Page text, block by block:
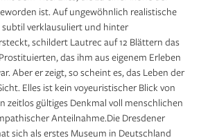
ist. Auf ungewöhnlich realistische
subtil verklausuliert und hinter
schildert Lautrec auf 12 Blättern das
das ihm aus eigenem Erleben
Aber er zeigt, so scheint es, das Leben der
Elles ist kein voyeuristischer Blick von
zeitlos gültiges Denkmal voll menschlichen
Anteilnahme.Die Dresdener
sich als erstes Museum in Deutschland